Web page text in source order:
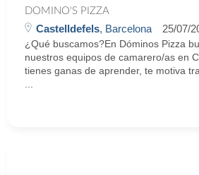
DOMINO'S PIZZA
Castelldefels, Barcelona 25/07/
¿Qué buscamos?En Dóminos Pizza
nuestros equipos de camarero/as en
tienes ganas de aprender, te motiva